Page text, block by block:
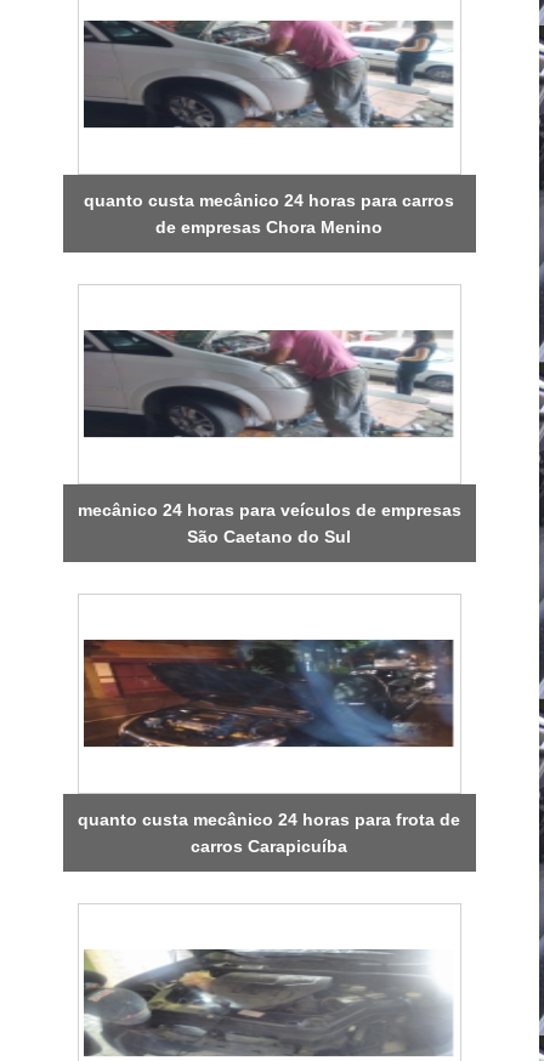
quanto custa mecânico 24 horas para carros
de empresas Chora Menino
mecânico 24 horas para veículos de empresas
São Caetano do Sul
quanto custa mecânico 24 horas para frota de
carros Carapicuíba